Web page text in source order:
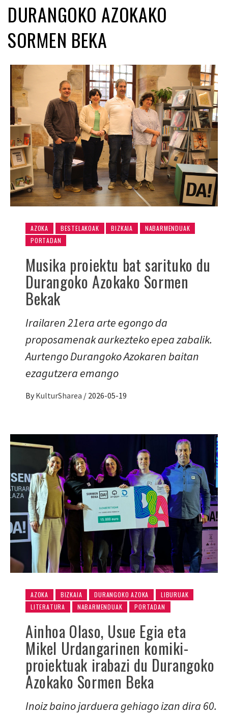
DURANGOKO AZOKAKO
SORMEN BEKA
AZOKA BESTELAKOAK BIZKAIA
NABARMENDUAK
PORTADAN
Musika proiektu bat sarituko du
Durangoko Azokako Sormen
Bekak
Irailaren 21era arte egongo da
proposamenak aurkezteko epea zabalik.
Aurtengo Durangoko Azokaren baitan
ezagutzera emango
By KulturSharea / 2026-05-19
AZOKA BIZKAIA DURANGOKO AZOKA
LIBURUAK
LITERATURA
NABARMENDUAK PORTADAN
Ainhoa Olaso, Usue Egia eta
Mikel Urdangarinen komiki-
proiektuak irabazi du Durangoko
Azokako Sormen Beka
Inoiz baino jarduera gehiago izan dira 60.